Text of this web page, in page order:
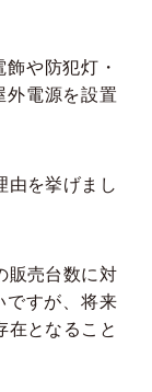
や防犯灯・
外電源を設置
由を挙げまし
販売台数に対
ですが、将来
在となること